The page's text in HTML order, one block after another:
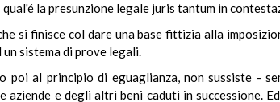
la presunzione legale juris tantum in
si finisce col dare una base fittizia alla
sistema di prove legali.
poi al principio di eguaglianza, non sussiste -
aziende e degli altri beni caduti in successione.